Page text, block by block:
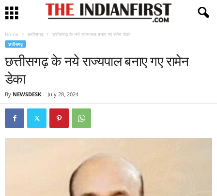
Home छत्तीसगढ़ छत्तीसगढ़ के नये राज्यपाल बनाए गए रामेन डेका
छत्तीसगढ़
छत्तीसगढ़ के नये राज्यपाल बनाए गए रामेन
डेका
By NEWSDESK - July 28, 2024